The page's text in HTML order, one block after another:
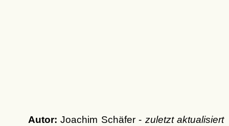
Autor: Joachim Schäfer - zuletzt aktualisiert